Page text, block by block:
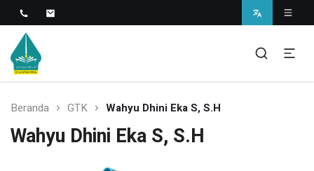
SD Antawirya
Islamic Javanese School
Beranda GTK Wahyu Dhini Eka S, S.H
Wahyu Dhini Eka S, S.H